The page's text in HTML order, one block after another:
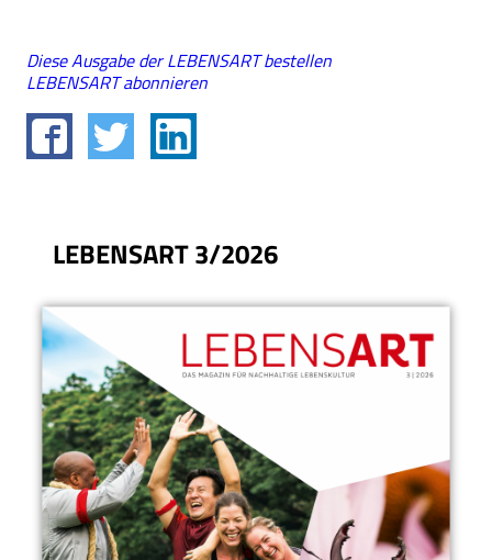
Diese Ausgabe der LEBENSART bestellen
LEBENSART abonnieren
LEBENSART 3/2026